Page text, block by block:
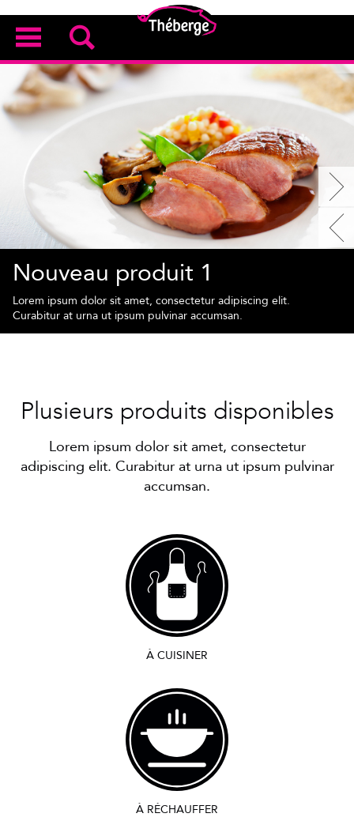
Nouveau produit 1
Lorem ipsum dolor sit amet, consectetur adipiscing elit.
Curabitur at urna ut ipsum pulvinar accumsan.
Plusieurs produits disponibles
Lorem ipsum dolor sit amet, consectetur
adipiscing elit. Curabitur at urna ut ipsum pulvinar
accumsan.
À CUISINER
À RÉCHAUFFER